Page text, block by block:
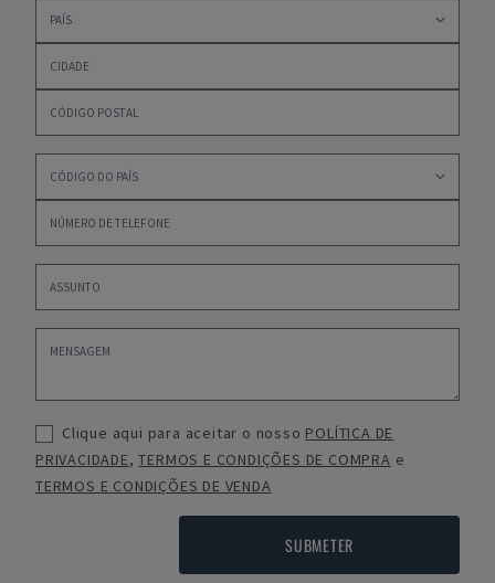
Clique aqui para aceitar o nosso POLÍTICA DE
PRIVACIDADE,TERMOS E CONDIÇÕES DE COMPRA e
TERMOS E CONDIÇÕES DE VENDA
SUBMETER